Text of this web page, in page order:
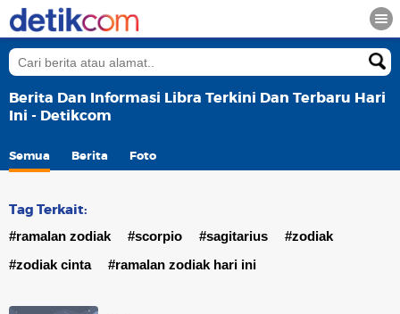
Berita Dan Informasi Libra Terkini Dan Terbaru Hari
Ini - Detikcom
Semua Berita Foto
Tag Terkait:
#ramalan zodiak #scorpio #sagitarius
#zodiak
#zodiak cinta
#ramalan zodiak hari ini